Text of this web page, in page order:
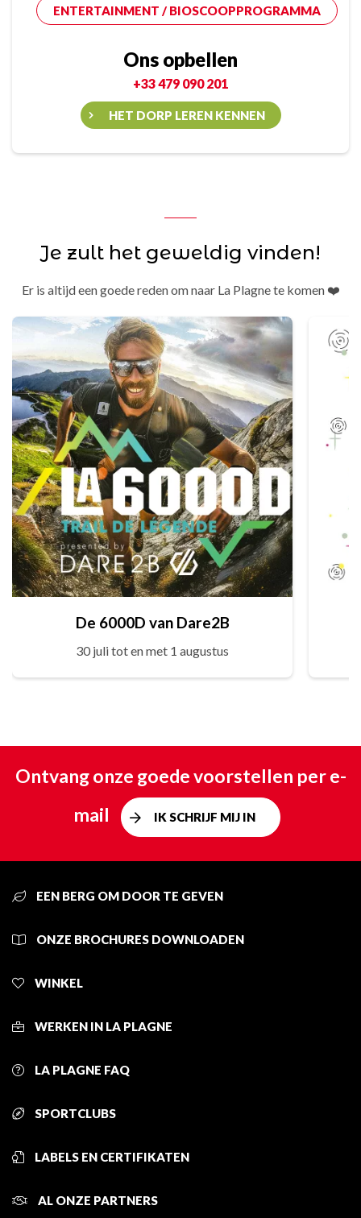
ENTERTAINMENT / BIOSCOOPPROGRAMMA
Ons opbellen
+33 479 090 201
HET DORP LEREN KENNEN
Je zult het geweldig vinden!
Er is altijd een goede reden om naar La Plagne te komen ❤️
De 6000D van Dare2B
30 juli tot en met 1 augustus
Ontvang onze goede voorstellen per e-
mail
IK SCHRIJF MIJ IN
EEN BERG OM DOOR TE GEVEN
ONZE BROCHURES DOWNLOADEN
WINKEL
WERKEN IN LA PLAGNE
LA PLAGNE FAQ
SPORTCLUBS
LABELS EN CERTIFIKATEN
AL ONZE PARTNERS